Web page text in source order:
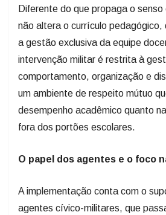
Diferente do que propaga o
não altera o currículo pedagógico,
a gestão exclusiva da equipe
intervenção militar é restrita à
comportamento, organização e
um ambiente de respeito mútuo
desempenho acadêmico quanto
fora dos portões escolares.
O papel dos agentes e o foco
A implementação conta com o
agentes cívico-militares, que